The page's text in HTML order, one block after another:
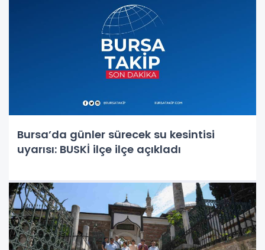
Bursa’da günler sürecek su kesintisi
uyarısı: BUSKİ ilçe ilçe açıkladı